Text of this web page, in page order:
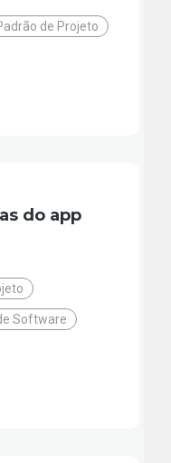
de Projeto
do app
Software